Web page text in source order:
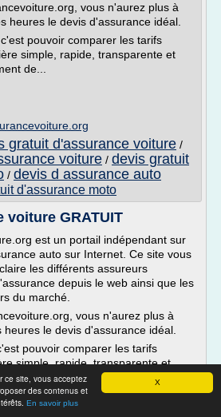
X
ce site, vous acceptez
des contenus et
En savoir plus
vous n'aurez plus à
heures le devis d'assurance idéal.
pouvoir comparer les tarifs
simple, rapide, transparente et
de...
gratuit d'assurance voiture /
voiture / devis gratuit
/ devis d assurance auto
d'assurance moto
voiture GRATUIT
est un portail indépendant sur
auto sur Internet. Ce site vous
les différents assureurs
depuis le web ainsi que les
du marché.
vous n'aurez plus à
le devis d'assurance idéal.
pouvoir comparer les tarifs
simple, rapide, transparente et
de...